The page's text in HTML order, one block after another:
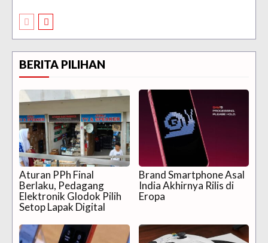
BERITA PILIHAN
Aturan PPh Final
Berlaku, Pedagang
Elektronik Glodok Pilih
Setop Lapak Digital
Brand Smartphone Asal
India Akhirnya Rilis di
Eropa